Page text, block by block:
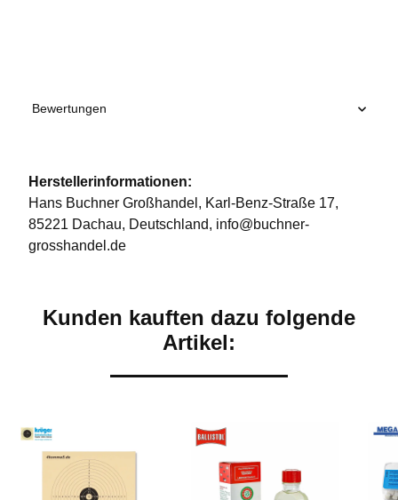
Bewertungen
Herstellerinformationen:
Hans Buchner Großhandel, Karl-Benz-Straße 17,
85221 Dachau, Deutschland, info@buchner-
grosshandel.de
Kunden kauften dazu folgende
Artikel: